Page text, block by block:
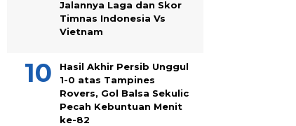
Jalannya Laga dan Skor
Timnas Indonesia Vs
Vietnam
Hasil Akhir Persib Unggul
1-0 atas Tampines
Rovers, Gol Balsa Sekulic
Pecah Kebuntuan Menit
ke-82